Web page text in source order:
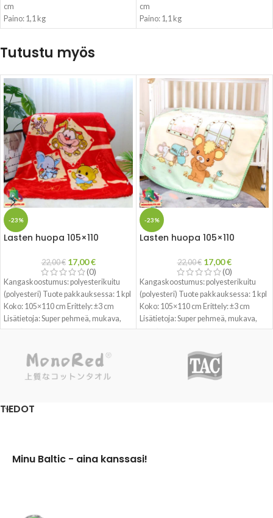
cm
Paino: 1,1 kg
cm
Paino: 1,1 kg
Tutustu myös
-23%
Lasten huopa 105×110
22,00€ 17,00€
(0)
Kangaskoostumus: polyesterikuitu
(polyesteri) Tuote pakkauksessa: 1 kpl
Koko: 105×110 cm Erittely: ±3 cm
Lisätietoja: Super pehmeä, mukava,
paksu, lämmin, hengittävä.
-23%
Lasten huopa 105×110
22,00€ 17,00€
(0)
Kangaskoostumus: polyesterikuitu
(polyesteri) Tuote pakkauksessa: 1 kpl
Koko: 105×110 cm Erittely: ±3 cm
Lisätietoja: Super pehmeä, mukava,
paksu, lämmin, hengittävä.
TIEDOT
Minu Baltic - aina kanssasi!